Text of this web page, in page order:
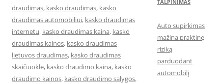
draudimas, kasko draudimas, kasko
draudimas automobiliui, kasko draudimas
internetu, kasko draudimas kaina, kasko
draudimas kainos, kasko draudimas
lietuvos draudimas, kasko draudimas
skaičiuoklė, kasko draudimo kaina, kasko
draudimo kainos, kasko draudimo salygos,
TALPINIMAS
Auto supirkimas
mažina praktinę
riziką
parduodant
automobilį